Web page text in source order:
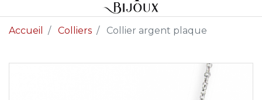
Accueil Colliers Collier argent plaque